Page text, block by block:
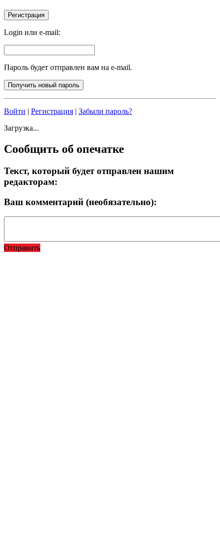
Login или e-mail:
Пароль будет отправлен вам на e-mail.
Войти | Регистрация | Забыли пароль?
Загрузка...
Сообщить об опечатке
Текст, который будет отправлен нашим
редакторам:
Ваш комментарий (необязательно):
Отправить